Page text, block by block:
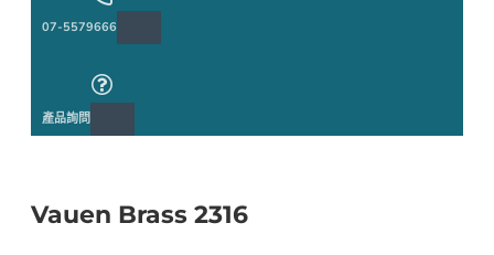
07-5579666
產品詢問
Vauen Brass 2316